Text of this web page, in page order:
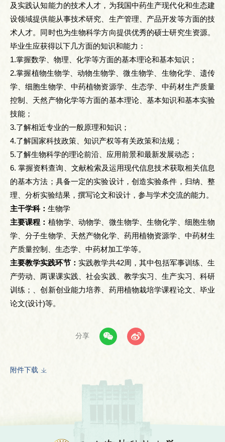
及实践认知能力的技术人才，为我国中药生产现代化和生态建
设领域提供能从事技术研究、生产管理、产品开发等方面的技
术人才。同时也为生物科学方向提供优秀的硕士研究生资源。
毕业生应获得以下几方面的知识和能力：
1.掌握数学、物理、化学等方面的基本理论和基本知识；
2.掌握植物生物学、动物生物学、微生物学、生物化学、遗传
学、细胞生物学、中药植物资源学、生态学、中药材生产质量
控制、天然产物化学等方面的基本理论、基本知识和基本实验
技能；
3.了解相近专业的一般原理和知识；
4.了解国家科技政策、知识产权等有关政策和法规；
5.了解生物科学的理论前沿、应用前景和最新发展动态；
6. 掌握资料查询、文献检索及运用现代信息技术获取相关信息
的基本方法；具备一定的实验设计，创造实验条件，归纳、整
理、分析实验结果，撰写论文和设计，参与学术交流的能力。
主干学科： 生物学
主要课程： 植物学、动物学、微生物学、生物化学、细胞生物
学、分子生物学、天然产物化学、药用植物资源学、中药材生
产质量控制、生态学、中药材加工学等。
主要教学实践环节： 实践教学共42周，其中包括军事训练、生
产劳动、两课课实践、社会实践、教学实习、生产实习、科研
训练；、创新创业能力培养、药用植物栽培学课程论文、毕业
论文(设计)等。
分享
附件下载